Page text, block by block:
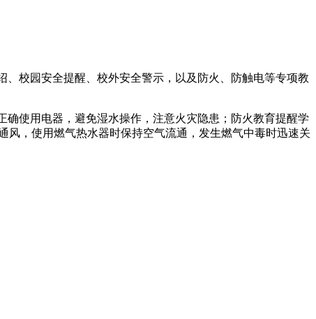
、校园安全提醒、校外安全警示，以及防火、防触电等专项教
使用电器，避免湿水操作，注意火灾隐患；防火教育提醒学
，使用燃气热水器时保持空气流通，发生燃气中毒时迅速关